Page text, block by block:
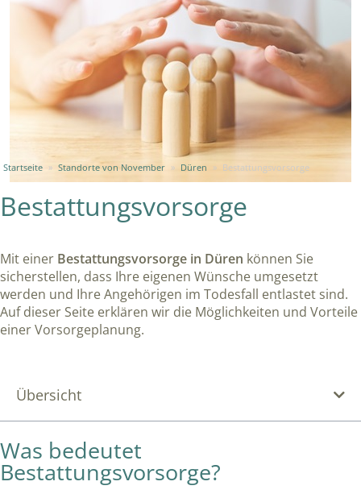
Startseite » Standorte von November » Düren » Bestattungsvorsorge
Bestattungsvorsorge
Mit einer Bestattungsvorsorge in Düren können Sie
sicherstellen, dass Ihre eigenen Wünsche umgesetzt
werden und Ihre Angehörigen im Todesfall entlastet sind.
Auf dieser Seite erklären wir die Möglichkeiten und Vorteile
einer Vorsorgeplanung.
Übersicht
Was bedeutet
Bestattungsvorsorge?